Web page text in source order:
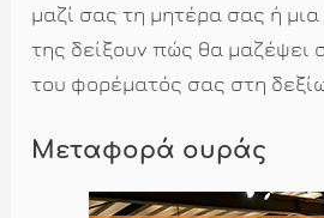
μαζί σας τη μητέρα σας ή μια
της δείξουν πώς θα μαζέψει
του φορέματός σας στη
Μεταφορά ουράς